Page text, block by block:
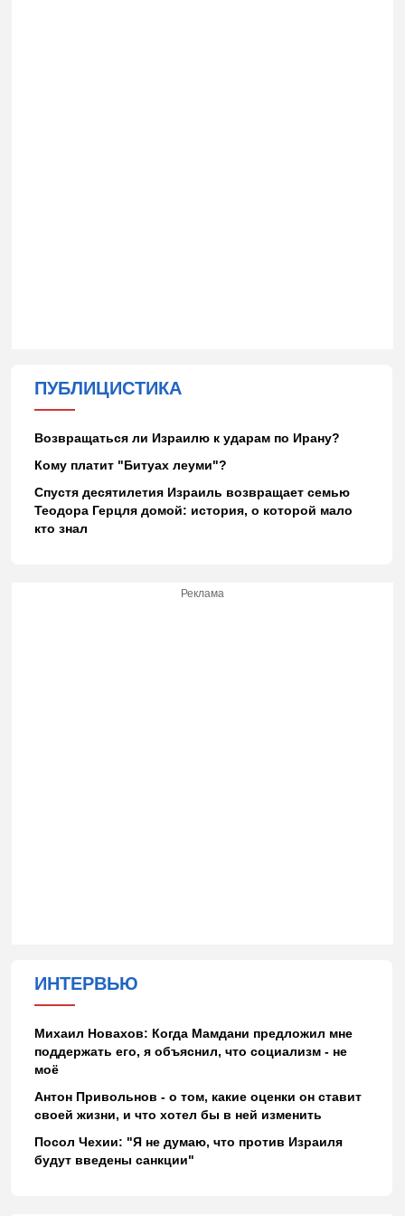
ПУБЛИЦИСТИКА
Возвращаться ли Израилю к ударам по Ирану?
Кому платит "Битуах леуми"?
Спустя десятилетия Израиль возвращает семью
Теодора Герцля домой: история, о которой мало
кто знал
Реклама
ИНТЕРВЬЮ
Михаил Новахов: Когда Мамдани предложил мне
поддержать его, я объяснил, что социализм - не
моё
Антон Привольнов - о том, какие оценки он ставит
своей жизни, и что хотел бы в ней изменить
Посол Чехии: "Я не думаю, что против Израиля
будут введены санкции"